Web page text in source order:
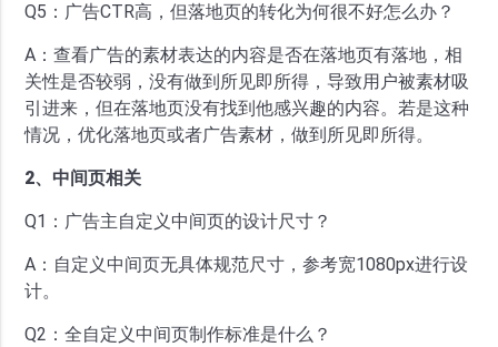
Q5：广告CTR高，但落地页的转化为何很不好怎么办？
A：查看广告的素材表达的内容是否在落地页有落地，相
关性是否较弱，没有做到所见即所得，导致用户被素材吸
引进来，但在落地页没有找到他感兴趣的内容。若是这种
情况，优化落地页或者广告素材，做到所见即所得。
2、中间页相关
Q1：广告主自定义中间页的设计尺寸？
A：自定义中间页无具体规范尺寸，参考宽1080px进行设
计。
Q2：全自定义中间页制作标准是什么？